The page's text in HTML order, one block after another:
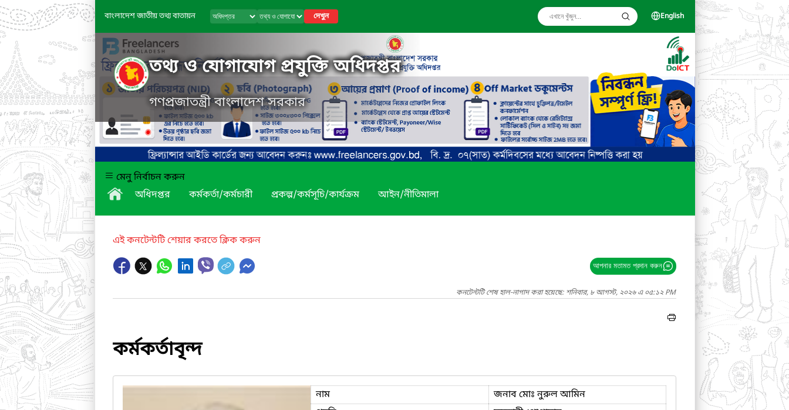
বাংলাদেশ জাতীয় তথ্য বাতায়ন দেখুন English
তথ্য ও যোগাযোগ প্রযুক্তি অধিদপ্তর
গণপ্রজাতন্ত্রী বাংলাদেশ সরকার
মেনু নির্বাচন করুন
অধিদপ্তর
কর্মকর্তা/কর্মচারী প্রকল্প/কর্মসূচি/কার্যক্রম আইন/নীতিমালা
এই কনটেন্টটি শেয়ার করতে ক্লিক করুন
আপনার মতামত প্রদান করুন
কনটেন্টটি শেষ হাল-নাগাদ করা হয়েছে: শনিবার, ৮ আগস্ট, ২০২৬ এ ০৫:১২ PM
কর্মকর্তাবৃন্দ
নাম
জনাব মোঃ নুরুল আমিন